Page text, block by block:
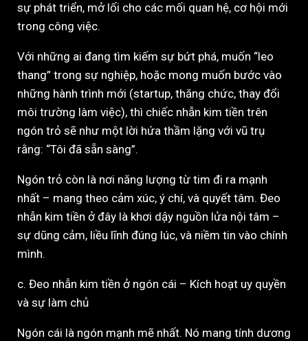
sự phát triển, mở lối cho các mối quan hệ, cơ hội mới
trong công việc.
Với những ai đang tìm kiếm sự bứt phá, muốn “leo
thang” trong sự nghiệp, hoặc mong muốn bước vào
những hành trình mới (startup, thăng chức, thay đổi
môi trường làm việc), thì chiếc nhẫn kim tiền trên
ngón trỏ sẽ như một lời hứa thầm lặng với vũ trụ
rằng: “Tôi đã sẵn sàng”.
Ngón trỏ còn là nơi năng lượng từ tim đi ra mạnh
nhất – mang theo cảm xúc, ý chí, và quyết tâm. Đeo
nhẫn kim tiền ở đây là khơi dậy nguồn lửa nội tâm –
sự dũng cảm, liều lĩnh đúng lúc, và niềm tin vào chính
mình.
c. Đeo nhẫn kim tiền ở ngón cái – Kích hoạt uy quyền
và sự làm chủ
Ngón cái là ngón mạnh mẽ nhất. Nó mang tính dương